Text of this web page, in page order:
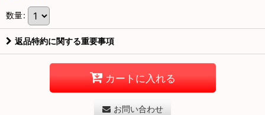
数量:
返品特約に関する重要事項
カートに入れる
お問い合わせ